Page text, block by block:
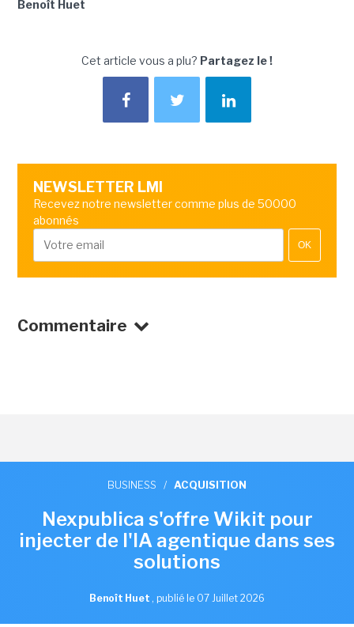
Benoît Huet
Cet article vous a plu? Partagez le !
NEWSLETTER LMI
Recevez notre newsletter comme plus de 50000
abonnés
OK
Commentaire
BUSINESS / ACQUISITION
Nexpublica s'offre Wikit pour
injecter de l'IA agentique dans ses
solutions
Benoît Huet , publié le 07 Juillet 2026